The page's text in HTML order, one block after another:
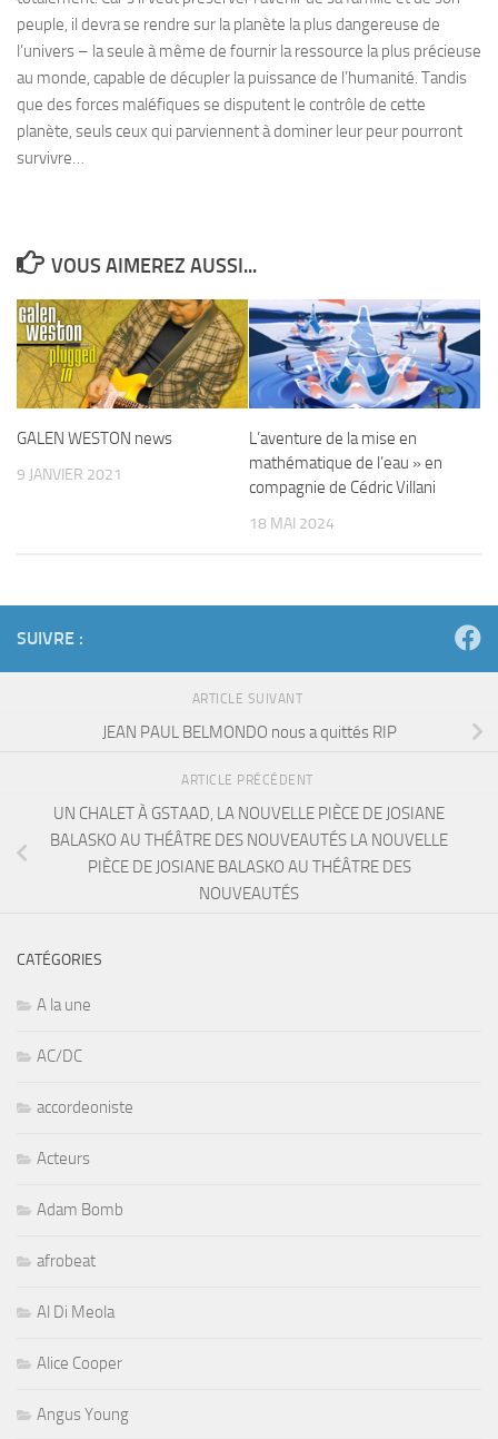
peuple, il devra se rendre sur la planète la plus dangereuse de
l’univers – la seule à même de fournir la ressource la plus précieuse
au monde, capable de décupler la puissance de l’humanité. Tandis
que des forces maléfiques se disputent le contrôle de cette
planète, seuls ceux qui parviennent à dominer leur peur pourront
survivre…
VOUS AIMEREZ AUSSI...
GALEN WESTON news
9 JANVIER 2021
L’aventure de la mise en
mathématique de l’eau » en
compagnie de Cédric Villani
18 MAI 2024
SUIVRE :
ARTICLE SUIVANT
JEAN PAUL BELMONDO nous a quittés RIP
ARTICLE PRÉCÉDENT
UN CHALET À GSTAAD, LA NOUVELLE PIÈCE DE JOSIANE
BALASKO AU THÉÂTRE DES NOUVEAUTÉS LA NOUVELLE
PIÈCE DE JOSIANE BALASKO AU THÉÂTRE DES
NOUVEAUTÉS
CATÉGORIES
A la une
AC/DC
accordeoniste
Acteurs
Adam Bomb
afrobeat
Al Di Meola
Alice Cooper
Angus Young